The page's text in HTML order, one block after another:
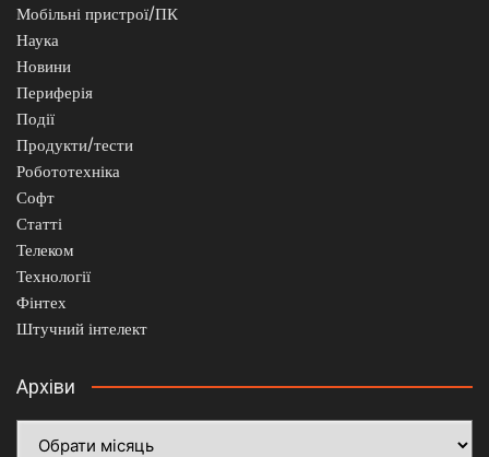
Мобільні пристрої/ПК
Наука
Новини
Периферія
Події
Продукти/тести
Робототехніка
Софт
Статті
Телеком
Технології
Фінтех
Штучний інтелект
Архіви